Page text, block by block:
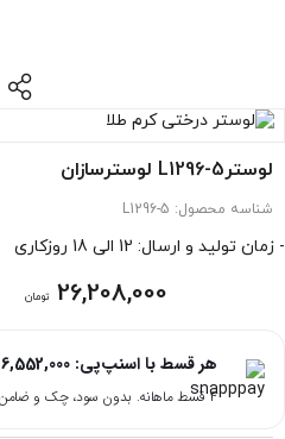
لوسترL1296-5 لوسترسازان
شناسه محصول: L1296-5
- زمان تولید و ارسال: 12 الی 18 روزکاری
26,208,000 تومان
هر قسط با اسنپ‌پی: 6,552,000
۴ قسط ماهانه. بدون سود، چک و ضامن.